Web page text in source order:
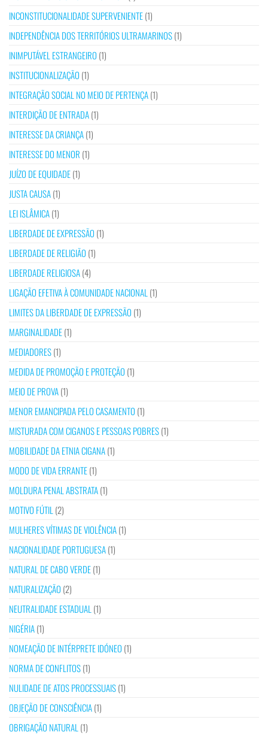
INCONSTITUCIONALIDADE SUPERVENIENTE(1)
INDEPENDÊNCIA DOS TERRITÓRIOS ULTRAMARINOS(1)
INIMPUTÁVEL ESTRANGEIRO (1)
INSTITUCIONALIZAÇÃO (1)
INTEGRAÇÃO SOCIAL NO MEIO DE PERTENÇA(1)
INTERDIÇÃO DE ENTRADA(1)
INTERESSE DA CRIANÇA(1)
INTERESSE DO MENOR (1)
JUÍZO DE EQUIDADE(1)
JUSTA CAUSA(1)
LEI ISLÂMICA(1)
LIBERDADE DE EXPRESSÃO (1)
LIBERDADE DE RELIGIÃO (1)
LIBERDADE RELIGIOSA(4)
LIGAÇÃO EFETIVA À COMUNIDADE NACIONAL (1)
LIMITES DA LIBERDADE DE EXPRESSÃO (1)
MARGINALIDADE(1)
MEDIADORES(1)
MEDIDA DE PROMOÇÃO E PROTEÇÃO (1)
MEIO DE PROVA(1)
MENOR EMANCIPADA PELO CASAMENTO (1)
MISTURADA COM CIGANOS E PESSOAS POBRES(1)
MOBILIDADE DA ETNIA CIGANA(1)
MODO DE VIDA ERRANTE(1)
MOLDURA PENAL ABSTRATA(1)
MOTIVO FÚTIL (2)
MULHERES VÍTIMAS DE VIOLÊNCIA(1)
NACIONALIDADE PORTUGUESA(1)
NATURAL DE CABO VERDE(1)
NATURALIZAÇÃO (2)
NEUTRALIDADE ESTADUAL (1)
NIGÉRIA(1)
NOMEAÇÃO DE INTÉRPRETE IDÓNEO (1)
NORMA DE CONFLITOS(1)
NULIDADE DE ATOS PROCESSUAIS(1)
OBJEÇÃO DE CONSCIÊNCIA(1)
OBRIGAÇÃO NATURAL (1)